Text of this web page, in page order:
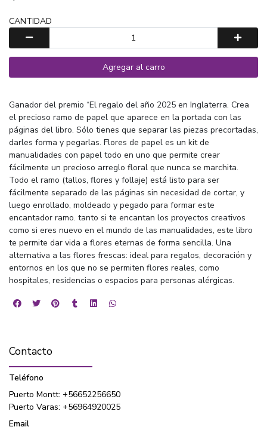
CANTIDAD
Agregar al carro
Ganador del premio “El regalo del año 2025 en Inglaterra. Crea
el precioso ramo de papel que aparece en la portada con las
páginas del libro. Sólo tienes que separar las piezas precortadas,
darles forma y pegarlas. Flores de papel es un kit de
manualidades con papel todo en uno que permite crear
fácilmente un precioso arreglo floral que nunca se marchita.
Todo el ramo (tallos, flores y follaje) está listo para ser
fácilmente separado de las páginas sin necesidad de cortar, y
luego enrollado, moldeado y pegado para formar este
encantador ramo. tanto si te encantan los proyectos creativos
como si eres nuevo en el mundo de las manualidades, este libro
te permite dar vida a flores eternas de forma sencilla. Una
alternativa a las flores frescas: ideal para regalos, decoración y
entornos en los que no se permiten flores reales, como
hospitales, residencias o espacios para personas alérgicas.
Contacto
Teléfono
Puerto Montt: +56652256650
Puerto Varas: +56964920025
Email